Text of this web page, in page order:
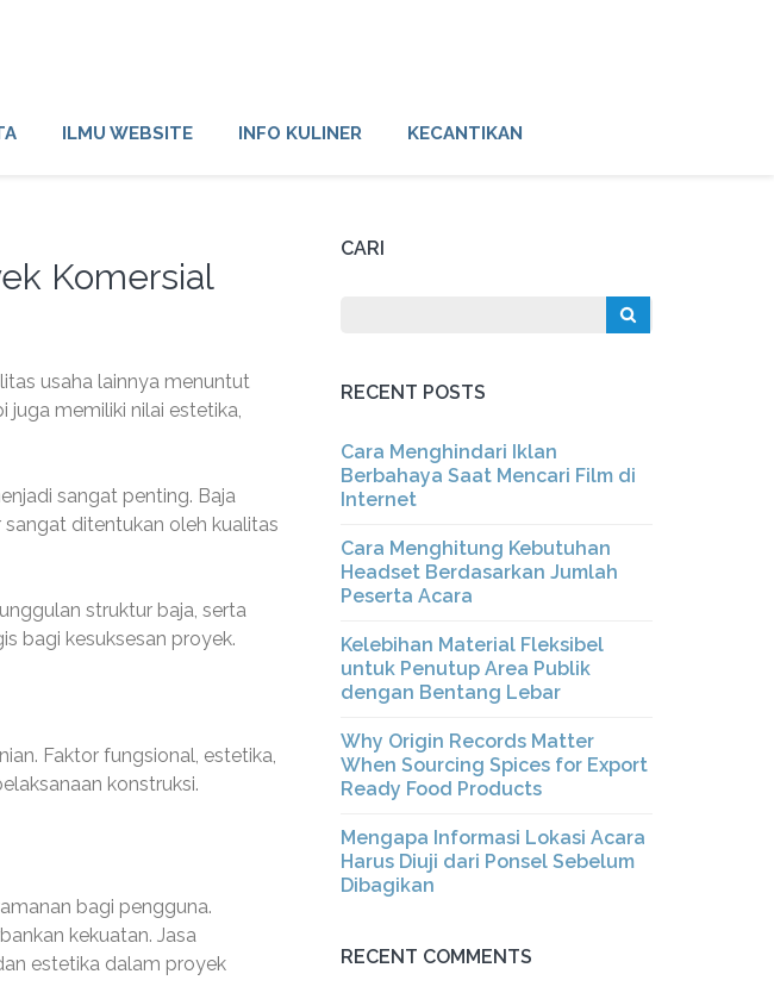
ILMU WEBSITE INFO KULINER KECANTIKAN
Komersial
usaha lainnya menuntut
juga memiliki nilai estetika,
sangat penting. Baja
ditentukan oleh kualitas
struktur baja, serta
bagi kesuksesan proyek.
Faktor fungsional, estetika,
konstruksi.
bagi pengguna.
kekuatan. Jasa
estetika dalam proyek
CARI
RECENT POSTS
Cara Menghindari Iklan
Berbahaya Saat Mencari Film di
Internet
Cara Menghitung Kebutuhan
Headset Berdasarkan Jumlah
Peserta Acara
Kelebihan Material Fleksibel
untuk Penutup Area Publik
dengan Bentang Lebar
Why Origin Records Matter
When Sourcing Spices for Export
Ready Food Products
Mengapa Informasi Lokasi Acara
Harus Diuji dari Ponsel Sebelum
Dibagikan
RECENT COMMENTS